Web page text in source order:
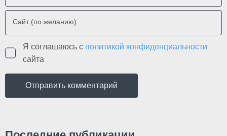
Сайт (по желанию)
Я соглашаюсь с политикой конфиденциальности
сайта